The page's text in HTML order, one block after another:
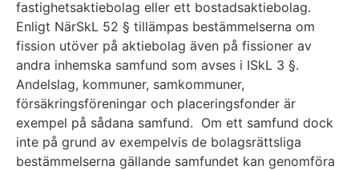
fastighetsaktiebolag eller ett bostadsaktiebolag.
Enligt NärSkL 52 § tillämpas bestämmelserna om
fission utöver på aktiebolag även på fissioner av
andra inhemska samfund som avses i ISkL 3 §.
Andelslag, kommuner, samkommuner,
försäkringsföreningar och placeringsfonder är
exempel på sådana samfund. Om ett samfund dock
inte på grund av exempelvis de bolagsrättsliga
bestämmelserna gällande samfundet kan genomföra